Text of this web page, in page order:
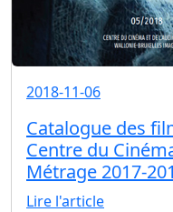
2018-11-06
Catalogue des
Centre du
Métrage 2017-
Lire l'article